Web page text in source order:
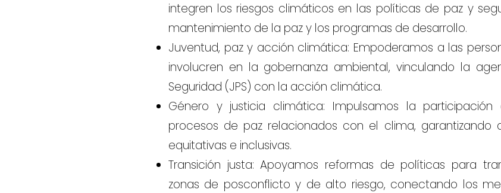
integren los riesgos climáticos en las políticas de paz y
mantenimiento de la paz y los programas de desarrollo.
Juventud, paz y acción climática: Empoderamos a las
involucren en la gobernanza ambiental, vinculando la
Seguridad (JPS) con la acción climática.
Género y justicia climática: Impulsamos la
procesos de paz relacionados con el clima, garantizando
equitativas e inclusivas.
Transición justa: Apoyamos reformas de políticas para
zonas de posconflicto y de alto riesgo, conectando los